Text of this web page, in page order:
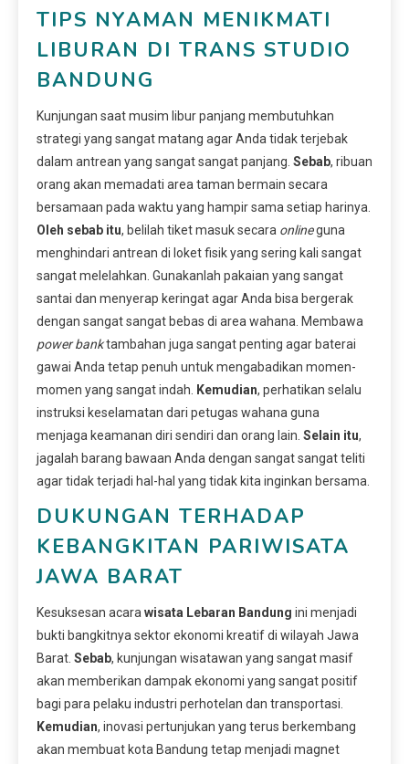
TIPS NYAMAN MENIKMATI
LIBURAN DI TRANS STUDIO
BANDUNG
Kunjungan saat musim libur panjang membutuhkan
strategi yang sangat matang agar Anda tidak terjebak
dalam antrean yang sangat sangat panjang. Sebab, ribuan
orang akan memadati area taman bermain secara
bersamaan pada waktu yang hampir sama setiap harinya.
Oleh sebab itu, belilah tiket masuk secara onlineguna
menghindari antrean di loket fisik yang sering kali sangat
sangat melelahkan. Gunakanlah pakaian yang sangat
santai dan menyerap keringat agar Anda bisa bergerak
dengan sangat sangat bebas di area wahana. Membawa
power banktambahan juga sangat penting agar baterai
gawai Anda tetap penuh untuk mengabadikan momen-
momen yang sangat indah.
Kemudian, perhatikan selalu
instruksi keselamatan dari petugas wahana guna
menjaga keamanan diri sendiri dan orang lain. Selain itu,
jagalah barang bawaan Anda dengan sangat sangat teliti
agar tidak terjadi hal-hal yang tidak kita inginkan bersama.
DUKUNGAN TERHADAP
KEBANGKITAN PARIWISATA
JAWA BARAT
Kesuksesan acara wisata Lebaran Bandung ini menjadi
bukti bangkitnya sektor ekonomi kreatif di wilayah Jawa
Barat. Sebab, kunjungan wisatawan yang sangat masif
akan memberikan dampak ekonomi yang sangat positif
bagi para pelaku industri perhotelan dan transportasi.
Kemudian, inovasi pertunjukan yang terus berkembang
akan membuat kota Bandung tetap menjadi magnet